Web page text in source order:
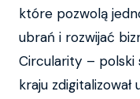
które pozwolą
ubrań i rozwijać
Circularity –
kraju zdigitalizował